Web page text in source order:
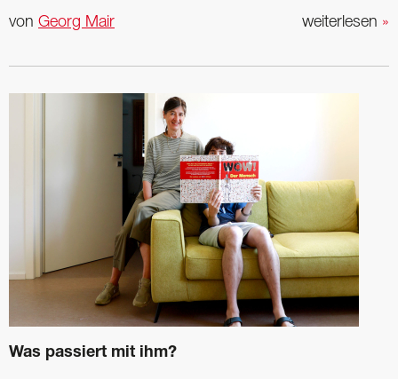
weiterlesen »
von Georg Mair
Was passiert mit ihm?